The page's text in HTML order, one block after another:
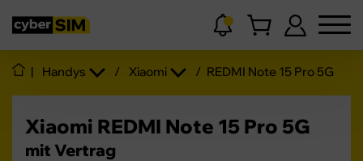
| Handys / Xiaomi / REDMI Note 15 Pro 5G
Xiaomi REDMI Note 15 Pro 5G
mit Vertrag